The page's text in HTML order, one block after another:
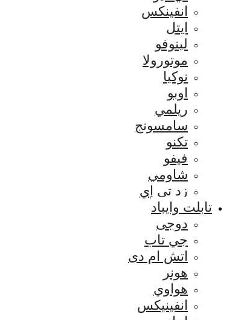
انفينكس
ايتل
لينوفو
موتورولا
نوكيا
اوبو
ريلمي
سامسونج
تكنو
فيفو
شاومي
زد تي إي
تابلت وايباد
دوجى
جي تاب
اتش ام دى
هونر
هواوي
انفينيكس